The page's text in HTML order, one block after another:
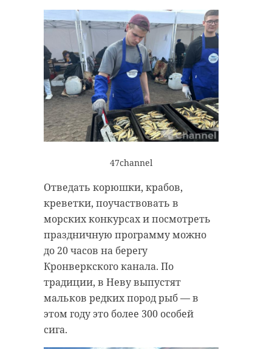
47channel
Отведать корюшки, крабов,
креветки, поучаствовать в
морских конкурсах и посмотреть
праздничную программу можно
до 20 часов на берегу
Кронверкского канала. По
традиции, в Неву выпустят
мальков редких пород рыб — в
этом году это более 300 особей
сига.